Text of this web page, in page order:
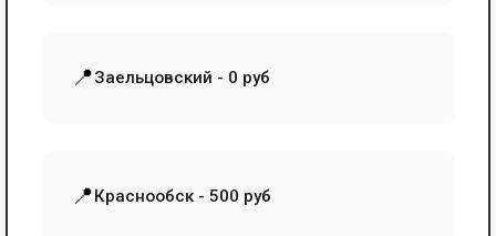
📍Заельцовский - 0 руб
📍Краснообск - 500 руб